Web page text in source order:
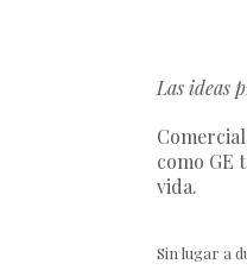
Las ideas
como GE
vida.
Sin lugar a